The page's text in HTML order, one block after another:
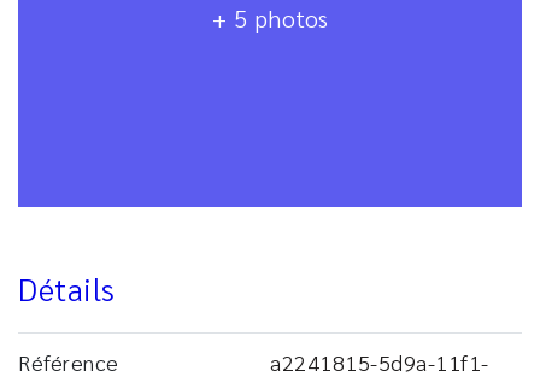
+ 5 photos
Détails
Référence
a2241815-5d9a-11f1-